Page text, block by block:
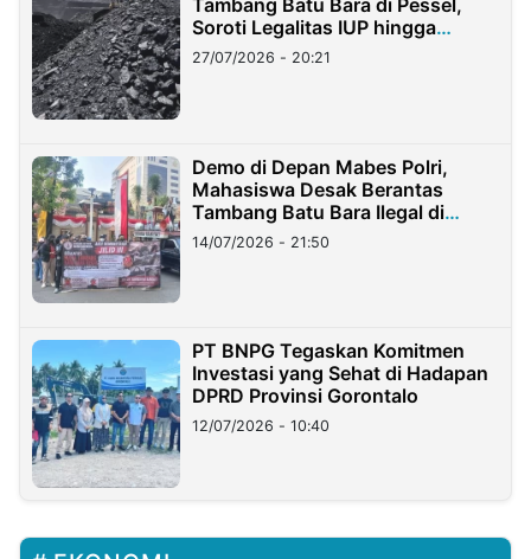
Soroti Legalitas IUP hingga
Stockpile
27/07/2026 - 20:21
Demo di Depan Mabes Polri,
Mahasiswa Desak Berantas
Tambang Batu Bara Ilegal di
Lampung
14/07/2026 - 21:50
PT BNPG Tegaskan Komitmen
Investasi yang Sehat di Hadapan
DPRD Provinsi Gorontalo
12/07/2026 - 10:40